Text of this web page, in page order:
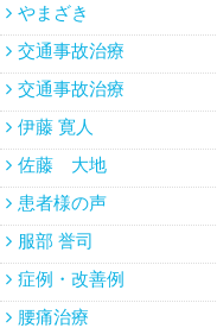
やまざき
交通事故治療
交通事故治療
伊藤 寛人
佐藤 大地
患者様の声
服部 誉司
症例・改善例
腰痛治療